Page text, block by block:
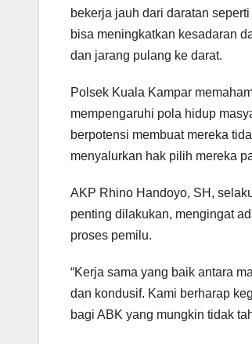
bekerja jauh dari daratan
bisa meningkatkan kesadaran
dan jarang pulang ke darat.
Polsek Kuala Kampar
mempengaruhi pola hidup
berpotensi membuat mereka
menyalurkan hak pilih mereka
AKP Rhino Handoyo, SH,
penting dilakukan, mengingat
proses pemilu.
“Kerja sama yang baik antara
dan kondusif. Kami berharap
bagi ABK yang mungkin tidak